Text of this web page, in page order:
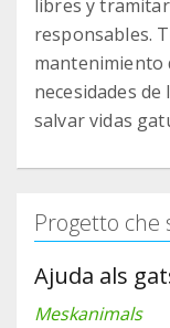
libres y
responsables.
mantenimiento
necesidades de
salvar vidas
Progetto che
Ajuda als
Meskanimals